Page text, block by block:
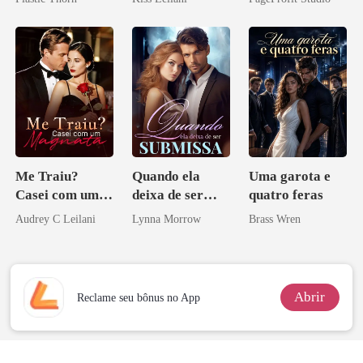
maligno
da Híbrida
Me Traiu?
Casei com um
Magnata
Audrey C Leilani
Quando ela
deixa de ser
submissa
Lynna Morrow
Uma garota e
quatro feras
Brass Wren
Reclame seu bônus no App Abrir